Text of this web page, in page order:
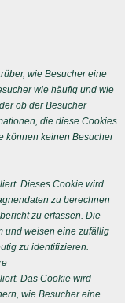
wie Besucher eine
wie häufig und wie
ob der Besucher
die diese Cookies
können keinen Besucher
Dieses Cookie wird
zu berechnen
zu erfassen. Die
und weisen eine zufällig
zu identifizieren.
Das Cookie wird
wie Besucher eine